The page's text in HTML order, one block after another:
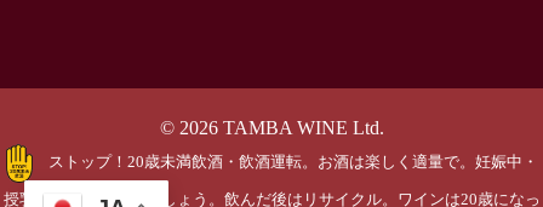
© 2026 TAMBA WINE Ltd.
ストップ！20歳未満飲酒・飲酒運転。お酒は楽しく適量で。妊娠中・
授乳期の飲酒はやめましょう。飲んだ後はリサイクル。ワインは20歳になっ